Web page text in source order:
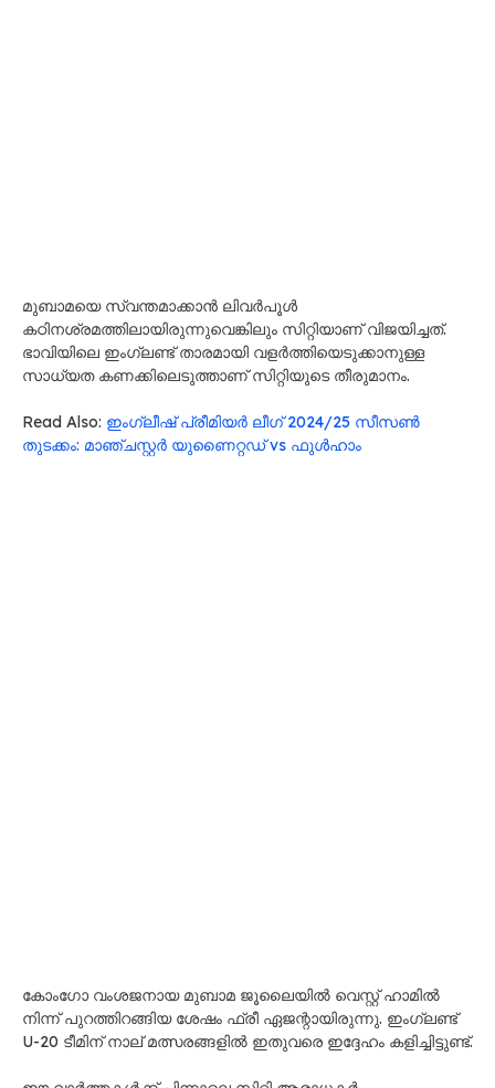
മുബാമയെ സ്വന്തമാക്കാൻ ലിവർപൂൾ
കഠിനശ്രമത്തിലായിരുന്നുവെങ്കിലും സിറ്റിയാണ് വിജയിച്ചത്.
ഭാവിയിലെ ഇംഗ്ലണ്ട് താരമായി വളർത്തിയെടുക്കാനുള്ള
സാധ്യത കണക്കിലെടുത്താണ് സിറ്റിയുടെ തീരുമാനം.
Read Also: ഇംഗ്ലീഷ് പ്രീമിയർ ലീഗ് 2024/25 സീസൺ
തുടക്കം: മാഞ്ചസ്റ്റർ യുണൈറ്റഡ് vs ഫുൾഹാം
കോംഗോ വംശജനായ മുബാമ ജൂലൈയിൽ വെസ്റ്റ് ഹാമിൽ
നിന്ന് പുറത്തിറങ്ങിയ ശേഷം ഫ്രീ ഏജന്റായിരുന്നു. ഇംഗ്ലണ്ട്
U-20 ടീമിന് നാല് മത്സരങ്ങളിൽ ഇതുവരെ ഇദ്ദേഹം കളിച്ചിട്ടുണ്ട്.